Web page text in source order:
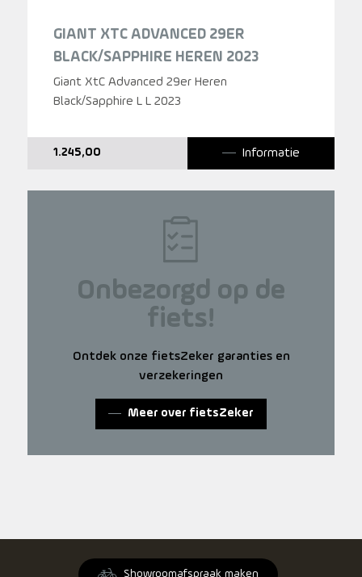
GIANT XTC ADVANCED 29ER
BLACK/SAPPHIRE HEREN 2023
Giant XtC Advanced 29er Heren
Black/Sapphire L L 2023
1.245,00 Informatie
Onbezorgd op de
fiets!
Ontdek onze fietsZeker garanties en
verzekeringen
Meer over fietsZeker
Showroomafspraak maken